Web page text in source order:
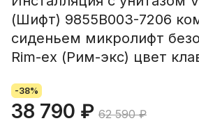
(Шифт) 9855B003-7206
сиденьем микролифт
Rim-ex (Рим-экс) цвет
-38%
38 790 ₽ 62 590 ₽